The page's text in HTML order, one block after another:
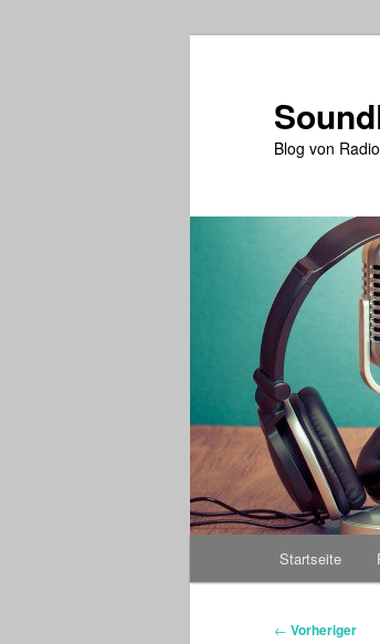
Blog von
Startseite
← Vorheriger